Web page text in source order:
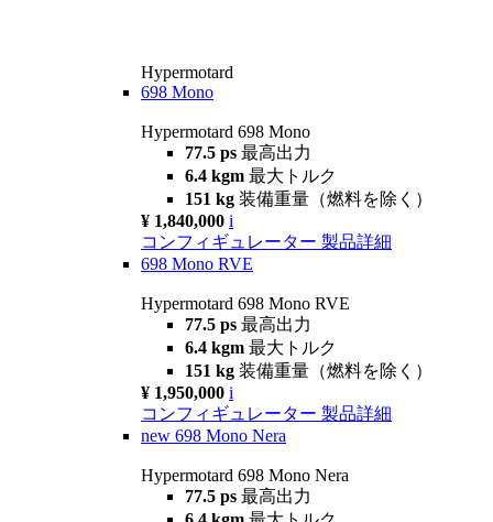
Hypermotard
698 Mono
Hypermotard 698 Mono
77.5 ps 最高出力
6.4 kgm 最大トルク
151 kg 装備重量（燃料を除く）
¥ 1,840,000 i
コンフィギュレーター 製品詳細
698 Mono RVE
Hypermotard 698 Mono RVE
77.5 ps 最高出力
6.4 kgm 最大トルク
151 kg 装備重量（燃料を除く）
¥ 1,950,000 i
コンフィギュレーター 製品詳細
new 698 Mono Nera
Hypermotard 698 Mono Nera
77.5 ps 最高出力